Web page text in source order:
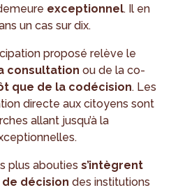
exceptionnel. Il en
un cas sur dix.
proposé relève le
consultation ou de la co-
que de la codécision. Les
directe aux citoyens sont
allant jusqu’à la
plus aboutiess’intègrent
décision des institutions